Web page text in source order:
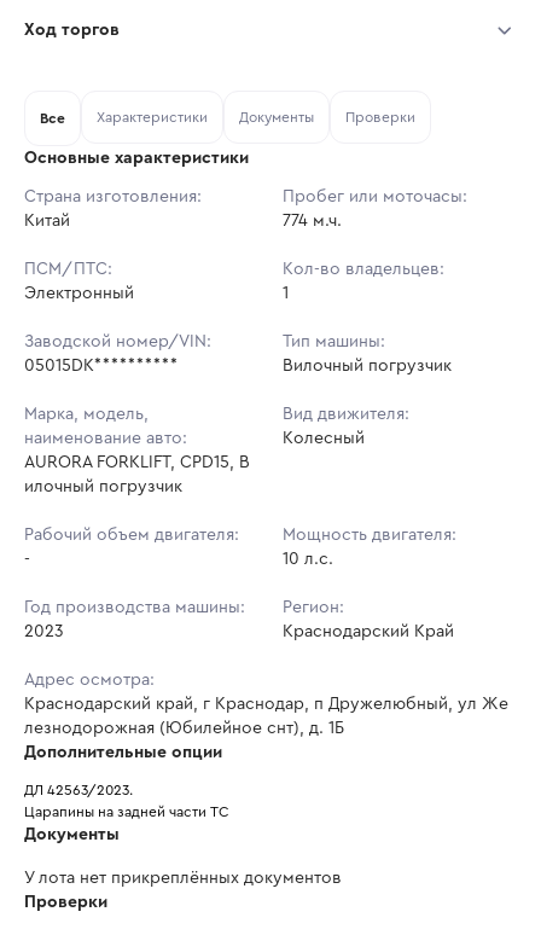
Тип аукциона: Открытые торги
Шаг торгов: 9 480 ₽
Кол-во ставок:
Ход торгов
Ставок не найдено
в аукционах
Все Характеристики Документы Проверки
Основные характеристики
Страна изготовления:
Китай
Пробег или моточасы:
774 м.ч.
ПСМ/ПТС:
Электронный
Кол-во владельцев:
1
Заводской номер/VIN:
05015DK**********
Тип машины:
Вилочный погрузчик
Марка, модель,
наименование авто:
AURORA FORKLIFT, CPD15, В
илочный погрузчик
Вид движителя:
Колесный
Рабочий объем двигателя:
-
Мощность двигателя:
10 л.с.
Год производства машины:
2023
Регион:
Краснодарский Край
Адрес осмотра:
Краснодарский край, г Краснодар, п Дружелюбный, ул Же
лезнодорожная (Юбилейное снт), д. 1Б
Дополнительные опции
ДЛ 42563/2023.
Царапины на задней части ТС
Документы
У лота нет прикреплённых документов
Проверки